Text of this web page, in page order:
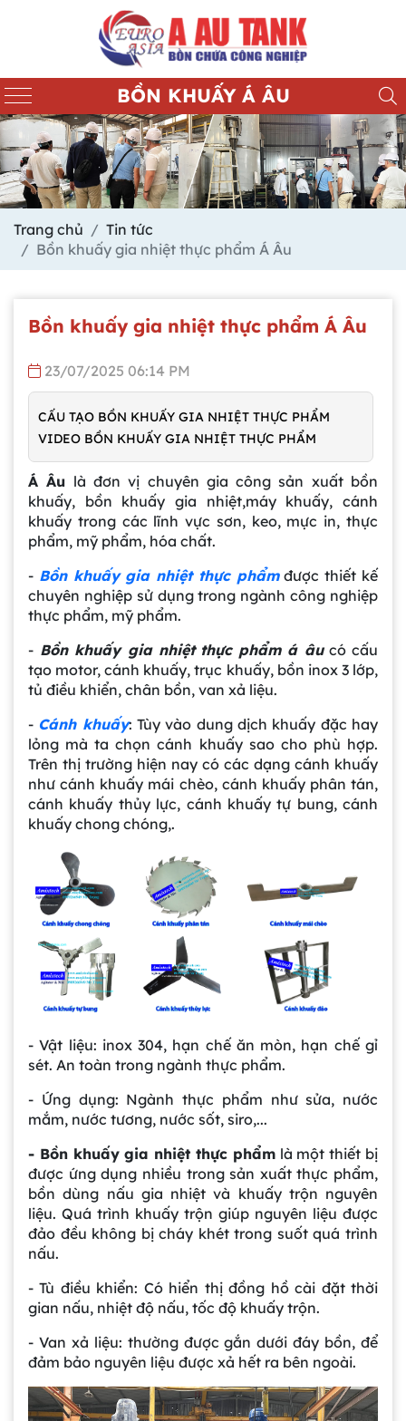
BỒN KHUẤY Á ÂU
Trang chủ
Tin tức
Bồn khuấy gia nhiệt thực phẩm Á Âu
Bồn khuấy gia nhiệt thực phẩm Á Âu
23/07/2025 06:14 PM
CẤU TẠO BỒN KHUẤY GIA NHIỆT THỰC PHẨM
VIDEO BỒN KHUẤY GIA NHIỆT THỰC PHẨM
Á Âu là đơn vị chuyên gia công sản xuất bồn
khuấy, bồn khuấy gia nhiệt,máy khuấy, cánh
khuấy trong các lĩnh vực sơn, keo, mực in, thực
phẩm, mỹ phẩm, hóa chất.
- Bồn khuấy gia nhiệt thực phẩmđược thiết kế
chuyên nghiệp sử dụng trong ngành công nghiệp
thực phẩm, mỹ phẩm.
- Bồn khuấy gia nhiệt thực phẩm á âucó cấu
tạo motor, cánh khuấy, trục khuấy, bồn inox 3 lớp,
tủ điều khiển, chân bồn, van xả liệu.
- Cánh khuấy: Tùy vào dung dịch khuấy đặc hay
lỏng mà ta chọn cánh khuấy sao cho phù hợp.
Trên thị trường hiện nay có các dạng cánh khuấy
như cánh khuấy mái chèo, cánh khuấy phân tán,
cánh khuấy thủy lực, cánh khuấy tự bung, cánh
khuấy chong chóng,.
- Vật liệu: inox 304, hạn chế ăn mòn, hạn chế gỉ
sét. An toàn trong ngành thực phẩm.
- Ứng dụng: Ngành thực phẩm như sửa, nước
mắm, nước tương, nước sốt, siro,...
- Bồn khuấy gia nhiệt thực phẩmlà một thiết bị
được ứng dụng nhiều trong sản xuất thực phẩm,
bồn dùng nấu gia nhiệt và khuấy trộn nguyên
liệu. Quá trình khuấy trộn giúp nguyên liệu được
đảo đều không bị cháy khét trong suốt quá trình
nấu.
- Tù điều khiển: Có hiển thị đồng hồ cài đặt thời
gian nấu, nhiệt độ nấu, tốc độ khuấy trộn.
- Van xả liệu: thường được gắn dưới đáy bồn, để
đảm bảo nguyên liệu được xả hết ra bên ngoài.